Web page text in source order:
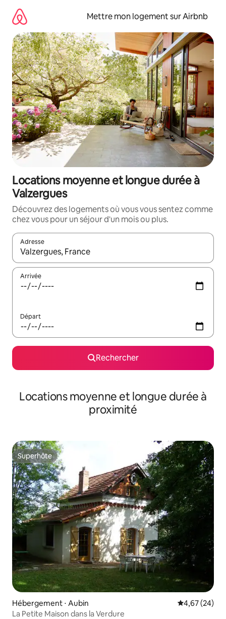
directement
contenu
Mettre mon logement sur Airbnb
Locations moyenne et longue durée à
Valzergues
Découvrez des logements où vous vous sentez comme
chez vous pour un séjour d'un mois ou plus.
Adresse
Lorsque les résultats s'affichent, utilisez les flèches vers le
Arrivée
Départ
Rechercher
Locations moyenne et longue durée à
proximité
Superhôte
Superhôte
Hébergement ⋅ Aubin Évaluation
4,67 (24)
La Petite Maison dans la Verdure